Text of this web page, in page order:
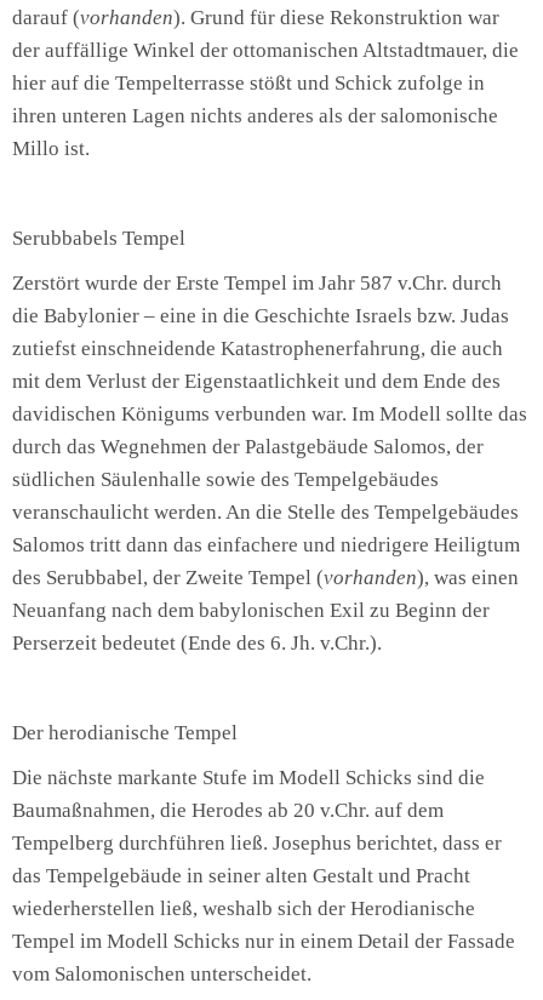
darauf (vorhanden). Grund für diese Rekonstruktion war
der auffällige Winkel der ottomanischen Altstadtmauer, die
hier auf die Tempelterrasse stößt und Schick zufolge in
ihren unteren Lagen nichts anderes als der salomonische
Millo ist.
Serubbabels Tempel
Zerstört wurde der Erste Tempel im Jahr 587 v.Chr. durch
die Babylonier – eine in die Geschichte Israels bzw. Judas
zutiefst einschneidende Katastrophenerfahrung, die auch
mit dem Verlust der Eigenstaatlichkeit und dem Ende des
davidischen Königums verbunden war. Im Modell sollte das
durch das Wegnehmen der Palastgebäude Salomos, der
südlichen Säulenhalle sowie des Tempelgebäudes
veranschaulicht werden. An die Stelle des Tempelgebäudes
Salomos tritt dann das einfachere und niedrigere Heiligtum
des Serubbabel, der Zweite Tempel (vorhanden), was einen
Neuanfang nach dem babylonischen Exil zu Beginn der
Perserzeit bedeutet (Ende des 6. Jh. v.Chr.).
Der herodianische Tempel
Die nächste markante Stufe im Modell Schicks sind die
Baumaßnahmen, die Herodes ab 20 v.Chr. auf dem
Tempelberg durchführen ließ. Josephus berichtet, dass er
das Tempelgebäude in seiner alten Gestalt und Pracht
wiederherstellen ließ, weshalb sich der Herodianische
Tempel im Modell Schicks nur in einem Detail der Fassade
vom Salomonischen unterscheidet.